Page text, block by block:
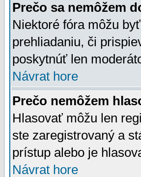
Prečo sa nemôžem
Niektoré fóra môžu
prehliadaniu, či
poskytnúť len
Návrat hore
Prečo nemôžem
Hlasovať môžu len
ste zaregistrovaný a
prístup alebo je
Návrat hore